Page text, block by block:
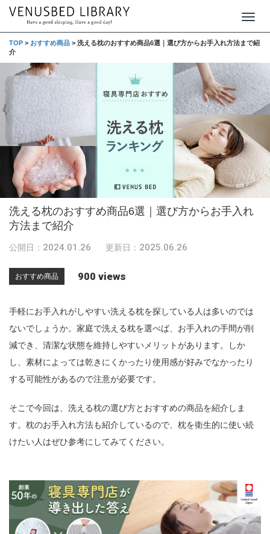
o
g
l
e
a
i
a
TOP > おすすめ商品 > 洗える枕のおすすめ商品6選｜選び方からお手入れ方法まで紹
介
洗える枕のおすすめ商品6選｜選び方からお手入れ
方法まで紹介
公開日： 2024.01.26 更新日： 2025.06.26
おすすめ商品 900 views
手軽にお手入れがしやすい洗える枕を探している人は多いのでは
ないでしょうか。家庭で洗える枕を選べば、お手入れの手間が削
減でき、清潔な状態を維持しやすいメリットがあります。しか
し、素材によっては乾きにくかったり使用感が好みでなかったり
する可能性があるので注意が必要です。
そこで今回は、洗える枕の選び方とおすすめの商品を紹介しま
す。枕のお手入れ方法も紹介しているので、枕を衛生的に使い続
けたい人はぜひ参考にしてみてください。